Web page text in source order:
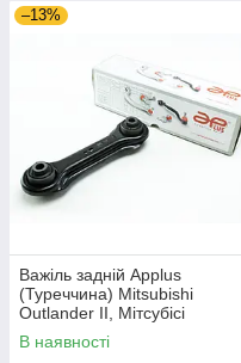
–13%
Важіль задній Applus
(Туреччина) Mitsubishi
Outlander II, Мітсубісі
Аутландер 2 06-12 #25027AP
UACOTZZ4
В наявності